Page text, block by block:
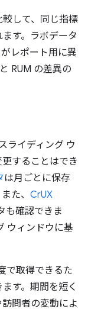
して、同じ指標
す。ラボデータ
レポート用に異
RUM の差異の
ライディング ウ
することはでき
は月ごとに保存
た、 CrUX
も確認できま
ウィンドウに基
で取得できるた
す。期間を短く
問者の変動によ